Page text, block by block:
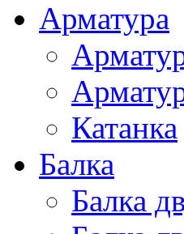
Арматура
Катанка
Балка
Балка